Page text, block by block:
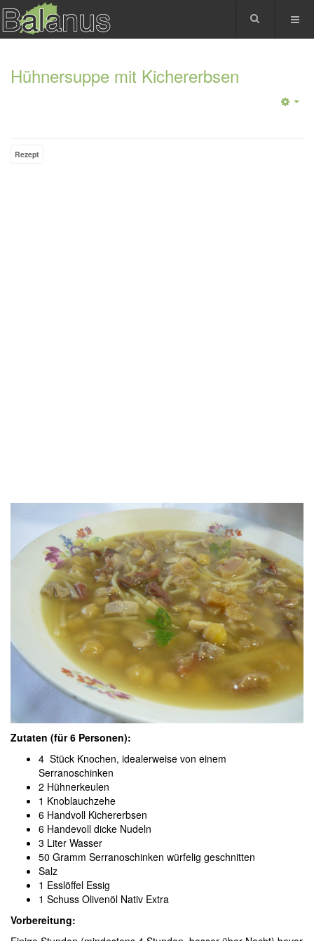
Hühnersuppe mit Kichererbsen
Rezept
Zutaten (für 6 Personen):
4 Stück Knochen, idealerweise von einem
Serranoschinken
2 Hühnerkeulen
1 Knoblauchzehe
6 Handvoll Kichererbsen
6 Handevoll dicke Nudeln
3 Liter Wasser
50 Gramm Serranoschinken würfelig geschnitten
Salz
1 Esslöffel Essig
1 Schuss Olivenöl Nativ Extra
Vorbereitung: